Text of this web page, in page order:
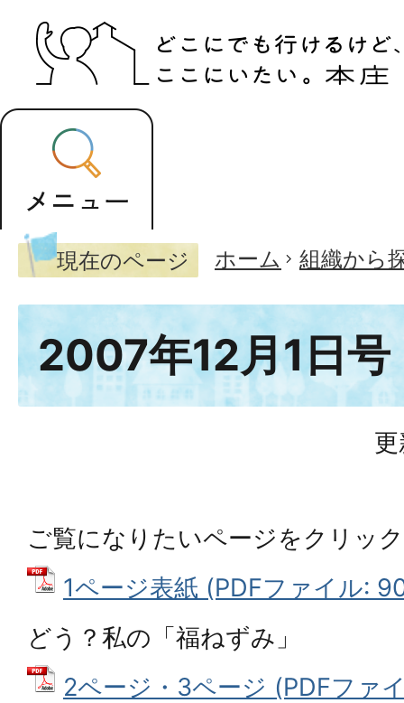
現在のページ ホーム 組織から
2007年12月1日号
ご覧になりたいページをクリッ
1ページ表紙 (PDFファイル:
どう？私の「福ねずみ」
2ページ・3ページ (PDFファ